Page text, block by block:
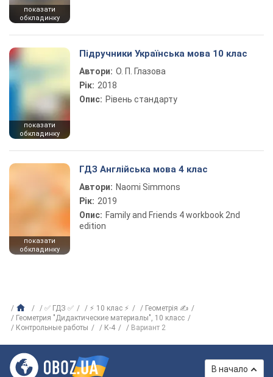
показати
обкладинку
показати
обкладинку
Підручники Українська мова 10 клас
Автори: О. П. Глазова
Рік: 2018
Опис: Рівень стандарту
показати
обкладинку
ГДЗ Англійська мова 4 клас
Автори: Naomi Simmons
Рік: 2019
Опис: Family and Friends 4 workbook 2nd
edition
✅ ГДЗ ✅ ⚡ 10 клас ⚡
Геометрія ✍
Геометрия "Дидактические материалы", 10 класс
Контрольные работы
К-4 Вариант 2
В начало